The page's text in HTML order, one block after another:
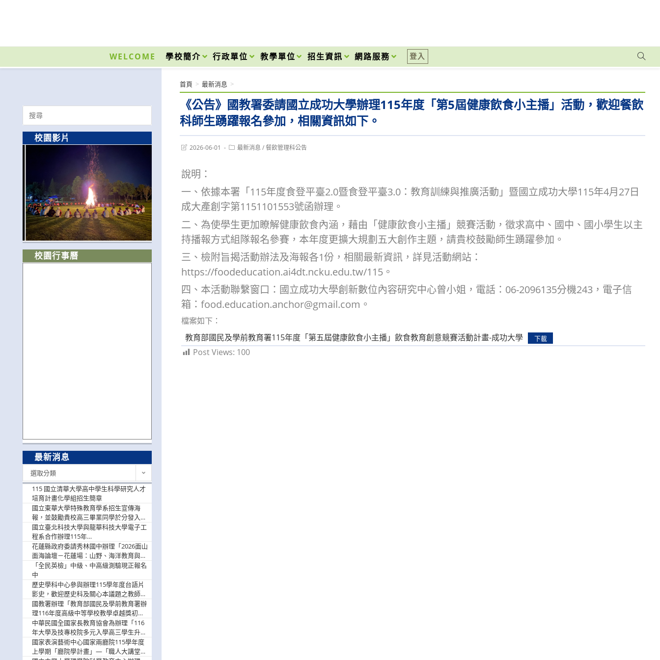
內
WELCOME 學校簡介 行政單位 教學單位 招生資訊 網路服務 登入
《公告》國教署委請國立成功大學辦理115年度「第5屆健康飲食小主播」活動，歡迎餐飲
科師生踴躍報名參加，相關資訊如下。
首頁 > 最新消息 >
Post2026-06-01
Post最新消息 / 餐飲管理科公告
說明：
一、依據本署「115年度食登平臺2.0暨食登平臺3.0：教育訓練與推廣活動」暨國立成功大學115年4月27日
成大產創字第1151101553號函辦理。
二、為使學生更加瞭解健康飲食內涵，藉由「健康飲食小主播」競賽活動，徵求高中、國中、國小學生以主
持播報方式組隊報名參賽，本年度更擴大規劃五大創作主題，請貴校鼓勵師生踴躍參加。
三、檢附旨揭活動辦法及海報各1份，相關最新資訊，詳見活動網站：
https://foodeducation.ai4dt.ncku.edu.tw/115。
四、本活動聯繫窗口：國立成功大學創新數位內容研究中心曾小姐，電話：06-2096135分機243，電子信
箱：food.education.anchor@gmail.com。
檔案如下：
教育部國民及學前教育署115年度「第五屆健康飲食小主播」飲食教育創意競賽活動計畫-成功大學
下載
Post Views: 100
Search
for:
校園影片
校園行事曆
最新消息
選取分類
115 國立清華大學高中學生科學研究人才
培育計畫化學組招生簡章
國立東華大學特殊教育學系招生宣傳海
報，並鼓勵貴校高三畢業同學於分發入學
階段踴躍選填。
國立臺北科技大學與龍華科技大學電子工
程系合作辦理115年
「115.08.10~08.12「AI賦能應用於智慧半
導體研習營」，歡迎學生踴躍報名參加
花蓮縣政府委請秀林國中辦理「2026面山
面海論壇－花蓮場：山野、海洋教育與戶
外安全實務課程」，歡迎踴躍報名參加
「全民英檢」中級、中高級測驗現正報名
中
歷史學科中心參與辦理115學年度台語片
影史，歡迎歷史科及關心本議題之教師踴
躍報名參加
國教署辦理「教育部國民及學前教育署辦
理116年度高級中等學校教學卓越獎初選
實施計畫」，鼓勵教師踴躍報名
中華民國全國家長教育協會為辦理「116
年大學及技專校院多元入學高三學生升學
輔導家長說明會」
國家表演藝術中心國家兩廳院115學年度
上學期「廳院學計畫」—「職人大講堂」